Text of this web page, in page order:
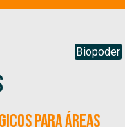
Biopoder
para áreas